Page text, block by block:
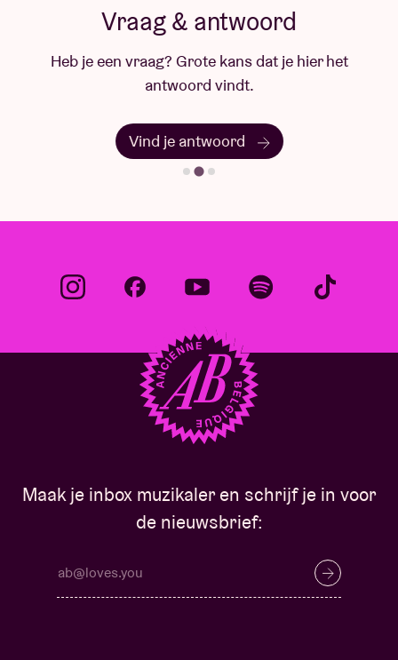
Vraag & antwoord
Heb je een vraag? Grote kans dat je hier het
antwoord vindt.
Vind je antwoord
Maak je inbox muzikaler en schrijf je in voor
de nieuwsbrief: